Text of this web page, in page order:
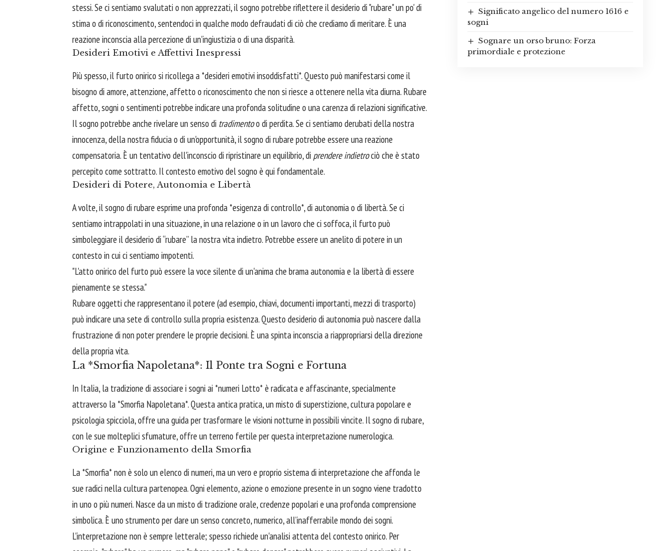
stessi. Se ci sentiamo svalutati o non apprezzati, il sogno potrebbe riflettere il desiderio di "rubare" un po' di
stima o di riconoscimento, sentendoci in qualche modo defraudati di ciò che crediamo di meritare. È una
reazione inconscia alla percezione di un'ingiustizia o di una disparità.
Desideri Emotivi e Affettivi Inespressi
Più spesso, il furto onirico si ricollega a *desideri emotivi insoddisfatti*. Questo può manifestarsi come il
bisogno di amore, attenzione, affetto o riconoscimento che non si riesce a ottenere nella vita diurna. Rubare
affetto, sogni o sentimenti potrebbe indicare una profonda solitudine o una carenza di relazioni significative.
Il sogno potrebbe anche rivelare un senso di tradimentoo di perdita. Se ci sentiamo derubati della nostra
innocenza, della nostra fiducia o di un'opportunità, il sogno di rubare potrebbe essere una reazione
compensatoria. È un tentativo dell'inconscio di ripristinare un equilibrio, di prendere indietrociò che è stato
percepito come sottratto. Il contesto emotivo del sogno è qui fondamentale.
Desideri di Potere, Autonomia e Libertà
A volte, il sogno di rubare esprime una profonda *esigenza di controllo*, di autonomia o di libertà. Se ci
sentiamo intrappolati in una situazione, in una relazione o in un lavoro che ci soffoca, il furto può
simboleggiare il desiderio di “rubare” la nostra vita indietro. Potrebbe essere un anelito di potere in un
contesto in cui ci sentiamo impotenti.
"L'atto onirico del furto può essere la voce silente di un'anima che brama autonomia e la libertà di essere
pienamente se stessa."
Rubare oggetti che rappresentano il potere (ad esempio, chiavi, documenti importanti, mezzi di trasporto)
può indicare una sete di controllo sulla propria esistenza. Questo desiderio di autonomia può nascere dalla
frustrazione di non poter prendere le proprie decisioni. È una spinta inconscia a riappropriarsi della direzione
della propria vita.
La *Smorfia Napoletana*: Il Ponte tra Sogni e Fortuna
In Italia, la tradizione di associare i sogni ai *numeri Lotto* è radicata e affascinante, specialmente
attraverso la *Smorfia Napoletana*. Questa antica pratica, un misto di superstizione, cultura popolare e
psicologia spicciola, offre una guida per trasformare le visioni notturne in possibili vincite. Il sogno di rubare,
con le sue molteplici sfumature, offre un terreno fertile per questa interpretazione numerologica.
Origine e Funzionamento della Smorfia
La *Smorfia* non è solo un elenco di numeri, ma un vero e proprio sistema di interpretazione che affonda le
sue radici nella cultura partenopea. Ogni elemento, azione o emozione presente in un sogno viene tradotto
in uno o più numeri. Nasce da un misto di tradizione orale, credenze popolari e una profonda comprensione
simbolica. È uno strumento per dare un senso concreto, numerico, all’inafferrabile mondo dei sogni.
L'interpretazione non è sempre letterale; spesso richiede un'analisi attenta del contesto onirico. Per
Significato angelico del numero 1616 e
sogni
Sognare un orso bruno: Forza
primordiale e protezione